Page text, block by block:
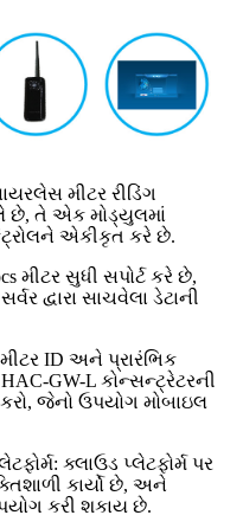
મીટર રીડિંગ
છે, તે એક મોડ્યુલમાં
એકીકૃત કરે છે.
મીટર સુધી સપોર્ટ કરે છે,
દ્વારા સાચવેલા ડેટાની
ID અને પ્રારંભિક
GW-L કોન્સન્ટ્રેટરની
જેનો ઉપયોગ મોબાઇલ
ક્લાઉડ પ્લેટફોર્મ પર
કાર્યો છે, અને
કરી શકાય છે.